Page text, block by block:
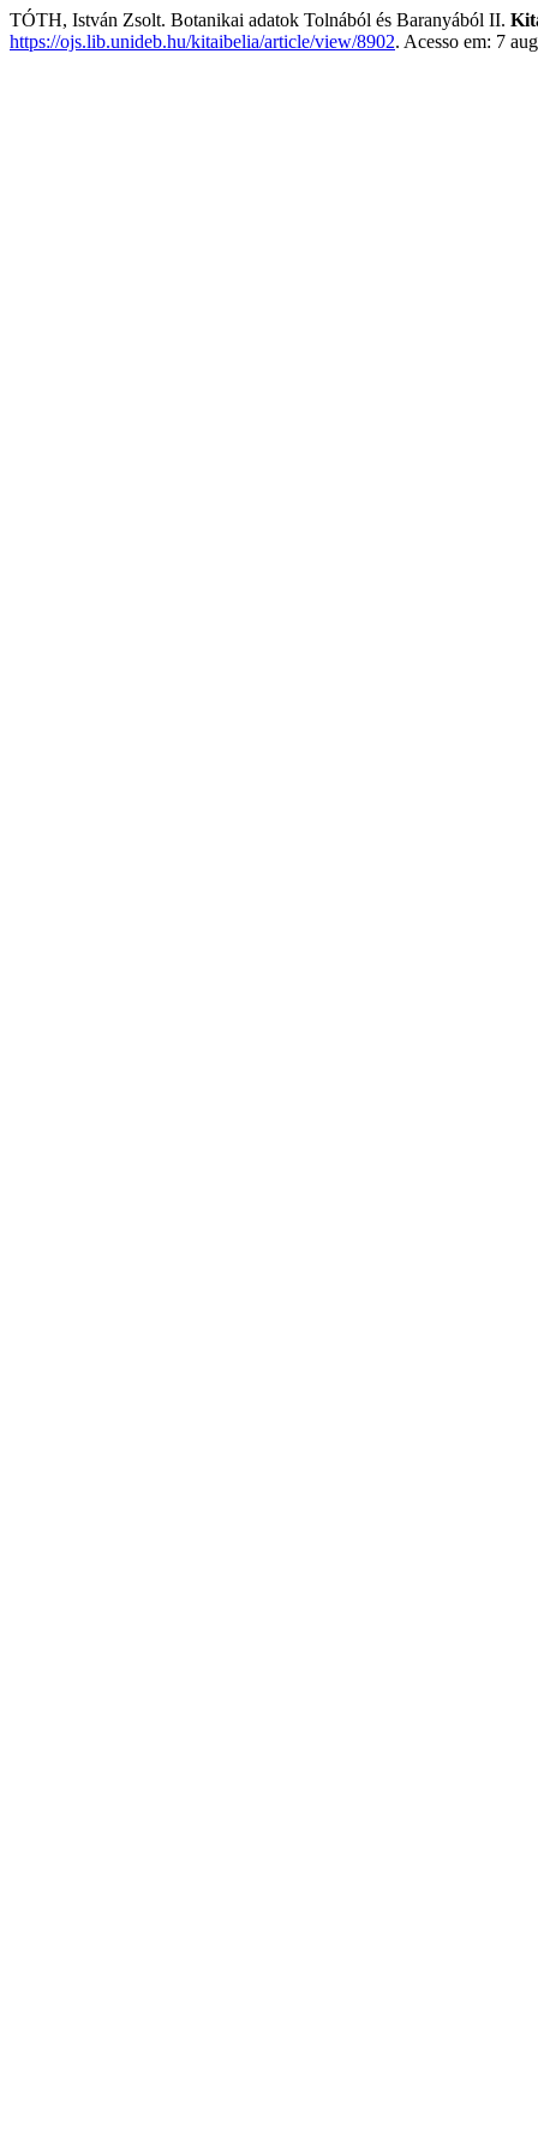
TÓTH, István Zsolt. Botanikai adatok Tolnából és Baranyából II.
https://ojs.lib.unideb.hu/kitaibelia/article/view/8902. Acesso em: 7